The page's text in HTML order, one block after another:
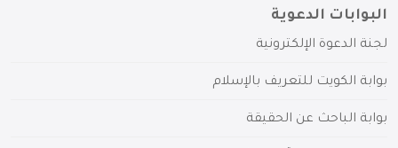
البوابات الدعوية
لجنة الدعوة الإلكترونية
بوابة الكويت للتعريف بالإسلام
بوابة الباحث عن الحقيقة